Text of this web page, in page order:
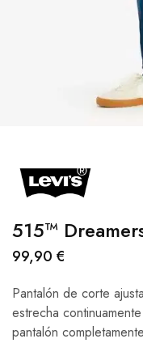
515™
99,90 €
Pantalón de corte
estrecha
pantalón